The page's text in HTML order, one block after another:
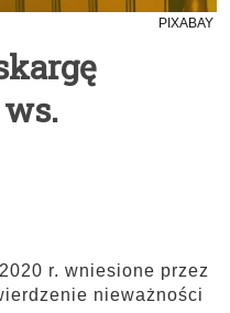
PIXABAY
r. wniesione przez
nieważności